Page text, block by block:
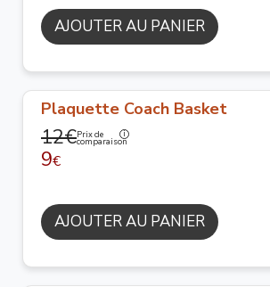
AJOUTER AU PANIER
Plaquette Coach Basket
12€Prix de
comparaison
9€
AJOUTER AU PANIER